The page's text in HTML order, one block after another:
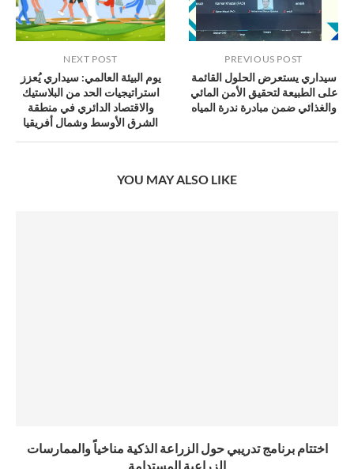
PREVIOUS POST
سيداري يستعرض الحلول القائمة
على الطبيعة لتحقيق الأمن المائي
والغذائي ضمن مبادرة ندرة المياه
NEXT POST
يوم البيئة العالمي: سيداري يُعزز
استراتيجيات الحد من البلاستيك
والاقتصاد الدائري في منطقة
الشرق الأوسط وشمال أفريقيا
YOU MAY ALSO LIKE
اختتام برنامج تدريبي حول الزراعة الذكية مناخياً والممارسات
الزراعية المستدامة